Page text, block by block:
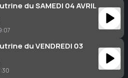
du SAMEDI 04 AVRIL
du VENDREDI 03